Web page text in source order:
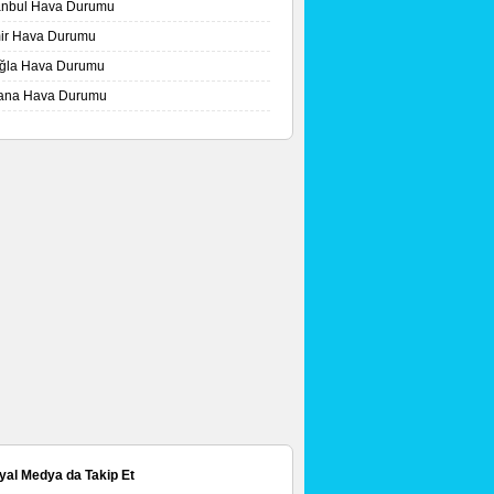
Hava Durumu
Hava Durumu
Hava Durumu
Hava Durumu
Medya da Takip Et